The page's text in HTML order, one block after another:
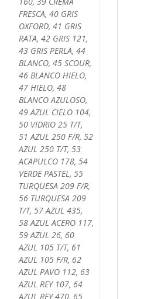
FRESCA, 40 GRIS
OXFORD, 41 GRIS
RATA, 42 GRIS 121,
43 GRIS PERLA, 44
BLANCO, 45 SCOUR,
46 BLANCO HIELO,
47 HIELO, 48
BLANCO AZULOSO,
49 AZUL CIELO 104,
50 VIDRIO 25 T/T,
51 AZUL 250 F/R, 52
AZUL 250 T/T, 53
ACAPULCO 178, 54
VERDE PASTEL, 55
TURQUESA 209 F/R,
56 TURQUESA 209
T/T, 57 AZUL 435,
58 AZUL ACERO 117,
59 AZUL 26, 60
AZUL 105 T/T, 61
AZUL 105 F/R, 62
AZUL PAVO 112, 63
AZUL REY 107, 64
AZUL REY 470, 65